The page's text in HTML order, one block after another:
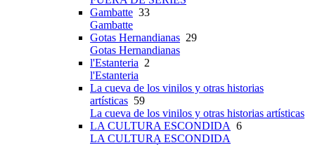
Gambatte 33
Gambatte
Gotas Hernandianas 29
Gotas Hernandianas
l'Estanteria 2
l'Estanteria
La cueva de los vinilos y otras historias
artísticas 59
La cueva de los vinilos y otras historias artísticas
LA CULTURA ESCONDIDA 6
LA CULTURA ESCONDIDA